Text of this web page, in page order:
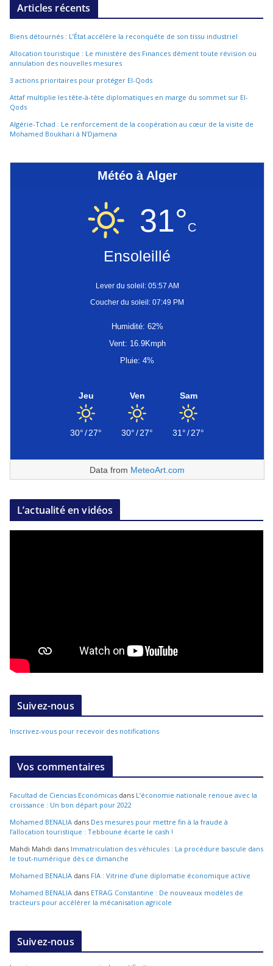
Articles récents
Biens détournés : L’État accélère la reconquête de son tissu industriel
Allocation touristique : Le ministère des Finances dément toute révision ou
annulation des nouvelles mesures
3 actions prioritaires pour protéger El-Qods
Attaf multiplie les tête-à-tête diplomatiques en marge du sommet sur El-
Qods
Algérie-Tchad : Le renforcement de la coopération au cœur de la visite de
Mohamed Boukhari à N’Djamena
Météo à Alger
31°C
Ensoleillé
Lever du soleil: 05:57 AM
Coucher du soleil: 07:49 PM
Humidité: 62%
Vent: 16.9Kmph
Pluie: 4%
Jeu
30°/27°
Ven
30°/27°
Sam
31°/27°
Data from MeteoArt.com
L’actualité en vidéos
Suivez-nous
Inscrivez-vous pour recevoir des notifications
Vos commentaires
Facultad de Ciencias Económicas dans L’économie nationale renoue avec la
croissance : Un bon départ pour 2022
Mohamed BENALIA dans Des mesures pour mettre fin à la fraude à
l’allocation touristique : Tebboune écarte le cash !
Mahdi Mahdi dans Immatriculation des véhicules : La procédure bascule dans
le tout-numérique dès ce dimanche
Mohamed BENALIA dans FIA : Vitrine d’une diplomatie économique active
Mohamed BENALIA dans ETRAG Constantine : De nouveaux modèles de
tracteurs pour accélérer la mécanisation agricole
Suivez-nous